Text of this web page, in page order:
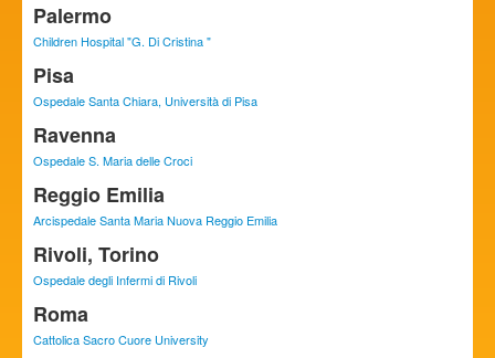
Palermo
Children Hospital "G. Di Cristina "
Pisa
Ospedale Santa Chiara, Università di Pisa
Ravenna
Ospedale S. Maria delle Croci
Reggio Emilia
Arcispedale Santa Maria Nuova Reggio Emilia
Rivoli, Torino
Ospedale degli Infermi di Rivoli
Roma
Cattolica Sacro Cuore University